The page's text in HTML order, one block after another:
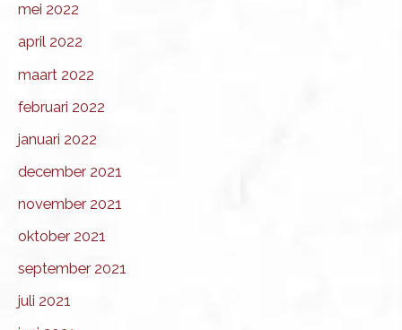
mei 2022
april 2022
maart 2022
februari 2022
januari 2022
december 2021
november 2021
oktober 2021
september 2021
juli 2021